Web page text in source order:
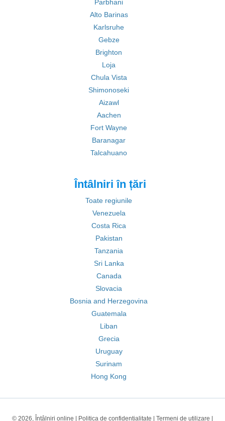
Parbhani
Alto Barinas
Karlsruhe
Gebze
Brighton
Loja
Chula Vista
Shimonoseki
Aizawl
Aachen
Fort Wayne
Baranagar
Talcahuano
Întâlniri în țări
Toate regiunile
Venezuela
Costa Rica
Pakistan
Tanzania
Sri Lanka
Canada
Slovacia
Bosnia and Herzegovina
Guatemala
Liban
Grecia
Uruguay
Surinam
Hong Kong
© 2026, Întâlniri online | Politica de confidentialitate Termeni de utilizare